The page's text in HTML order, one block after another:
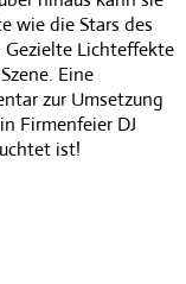
wie die Stars des
Lichteffekte
Eine
zur Umsetzung
Firmenfeier DJ
ist!